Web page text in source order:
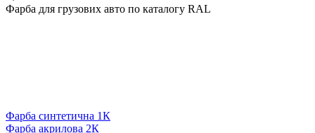
Фарба для грузових авто по каталогу RAL
Фарба синтетична 1К
Фарба акрилова 2К